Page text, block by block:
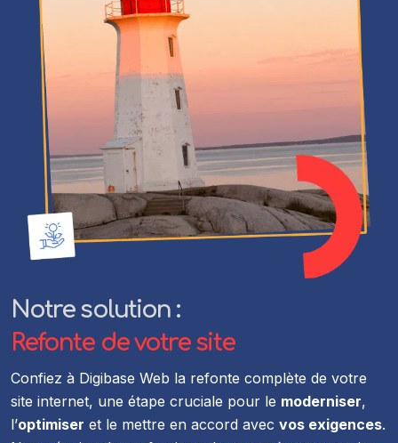
Notre solution :
Refonte de votre site
Confiez à Digibase Web la refonte complète de votre
site internet, une étape cruciale pour le moderniser,
l’optimiser et le mettre en accord avec vos exigences.